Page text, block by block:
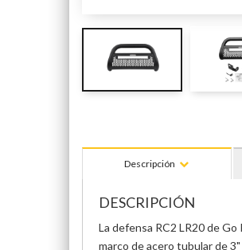
Descripción
DESCRIPCIÓN
La defensa RC2 LR20 de
marco de acero tubular de